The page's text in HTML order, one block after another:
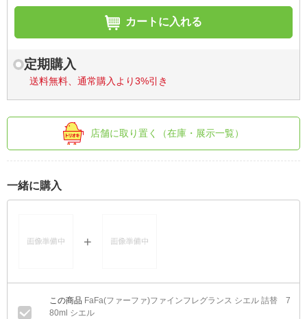
カートに入れる
定期購入
送料無料、通常購入より3%引き
店舗に取り置く（在庫・展示一覧）
一緒に購入
FaFa(ファーファ)ファインフレグランス シエル 詰替 7
80ml シエル